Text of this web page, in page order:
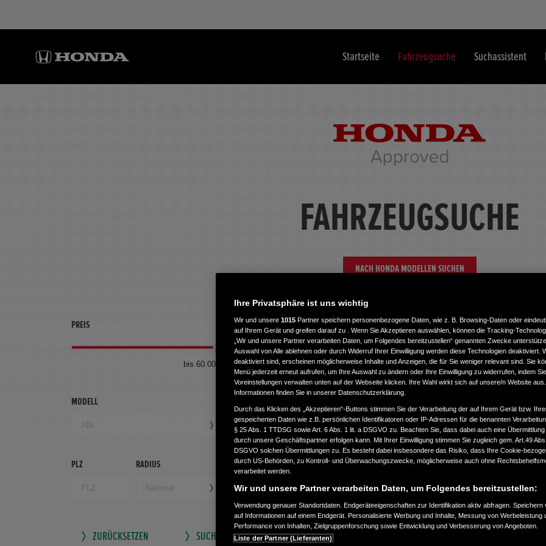
Startseite Fahrzeugsuche Suchassistent
FAHRZEUGSUCHE
NACH HONDA MODELLEN SUCHEN
PREIS
bis 60.000 €
ERSTZULASSUNG
ab 2000
bis
360.000
km
LEISTUNG
MODELL
PLZ RADIUS EURONORM
ZURÜCKSETZEN SUCHE SPEICHERN SUCHAUFTRAG ERSTELLEN
Ihre Privatsphäre ist uns wichtig
Wir und unsere 1015 Partner speichern personenbezogene Daten, wie z. B. Browsing-Daten oder
auf Ihrem Gerät und greifen darauf zu . Wenn Sie Akzeptieren auswählen, können die Tracking-
„Wir und unsere Partner verarbeiten Daten, um Folgendes bereitzustellen“ genannten Zwecke
Auswahl von Alle ablehnen oder durch Widerruf Ihrer Einwilligung werden diese Technologien deaktiviert.
deaktiviert sind, erscheinen möglicherweise Inhalte und Anzeigen, die für Sie weniger relevant sind. Sie
Menü jederzeit erneut aufrufen, um Ihre Auswahl zu ändern oder Ihre Einwilligung zu widerrufen, indem
Voreinstellungen verwalten unten auf der Webseite klicken. Ihre Wahl wirkt sich auf unsere/n Website
Informationen finden Sie in unserer Datenschutzerklärung.
Durch das Klicken des „Akzeptieren“-Buttons stimmen Sie der Verarbeitung der auf Ihrem Gerät bzw.
gespeicherten Daten wie z.B. persönlichen Identifikatoren oder IP-Adressen für die benannten
§ 25 Abs. 1 TTDSG sowie Art. 6 Abs. 1 lit. a DSGVO zu. Beachten Sie, dass dabei auch eine Übermittlung
durch unsere Geschäftspartner erfolgen kann. Mit Ihrer Einwilligung stimmen Sie zugleich gem. Art.49
DSGVO solchen Übermittlungen zu. Es besteht dabei insbesondere das Risiko, dass Ihre Cookie-
durch US-Behörden, zu Kontroll- und Überwachungszwecke, möglicherweise auch ohne
verarbeitet werden.
Wir und unsere Partner verarbeiten Daten, um Folgendes bereitzustellen:
Verwendung genauer Standortdaten. Endgeräteeigenschaften zur Identifikation aktiv abfragen. Speichern
auf Informationen auf einem Endgerät. Personalisierte Werbung und Inhalte, Messung von Werbeleistung
Performance von Inhalten, Zielgruppenforschung sowie Entwicklung und Verbesserung von Angeboten.
Liste der Partner (Lieferanten)